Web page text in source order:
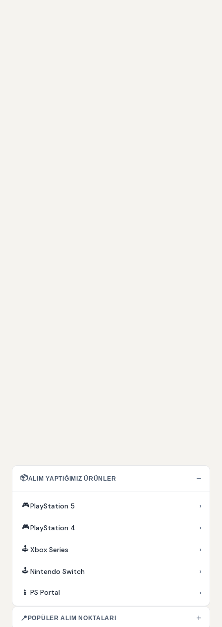
📦ALIM YAPTIĞIMIZ ÜRÜNLER −
🎮PlayStation 5 ›
🎮PlayStation 4 ›
🕹️ Xbox Series ›
🕹️ Nintendo Switch ›
📱 PS Portal ›
📍 POPÜLER ALIM NOKTALARI +